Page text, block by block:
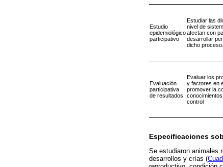
Estudio
epidemiológico
participativo
Estudiar las
nivel de
afectan con
desarrollar
dicho proceso.
Evaluación
participativa
de resultados
Evaluar los
y factores en
promover la
control
Especificaciones
Se estudiaron animales
desarrollos y crías (